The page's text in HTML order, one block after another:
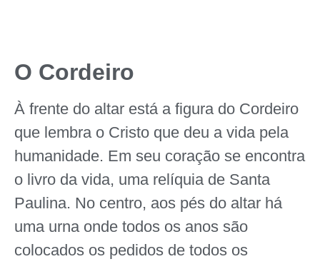
O Cordeiro
À frente do altar está a figura do Cordeiro
que lembra o Cristo que deu a vida pela
humanidade. Em seu coração se encontra
o livro da vida, uma relíquia de Santa
Paulina. No centro, aos pés do altar há
uma urna onde todos os anos são
colocados os pedidos de todos os